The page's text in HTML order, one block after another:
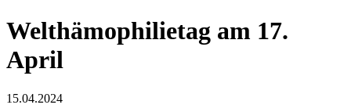
Welthämophilietag am 17.
April
15.04.2024